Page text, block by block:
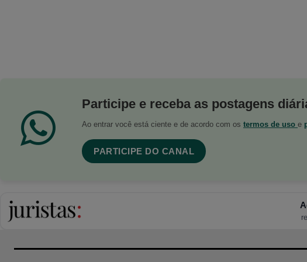
Participe e receba as postagens
Ao entrar você está ciente e de acordo com os termos de uso e
PARTICIPE DO CANAL